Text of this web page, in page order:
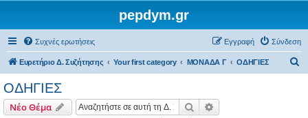
pepdym.gr
Συχνές ερωτήσεις Σύνδεση
Εγγραφή
Ευρετήριο Δ. Συζήτησης Your first category ΜΟΝΑΔΑ Γ ΟΔΗΓΙΕΣ
ΟΔΗΓΙΕΣ
Νέο Θέμα Αναζήτηση